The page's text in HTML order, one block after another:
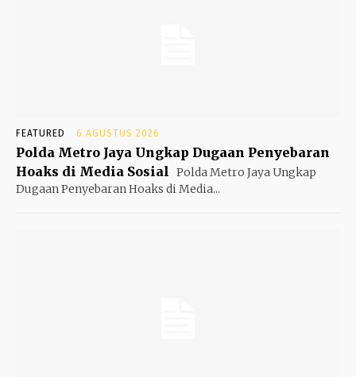
FEATURED 6 AGUSTUS 2026
Polda Metro Jaya Ungkap Dugaan Penyebaran
Hoaks di Media Sosial Polda Metro Jaya Ungkap
Dugaan Penyebaran Hoaks di Media...